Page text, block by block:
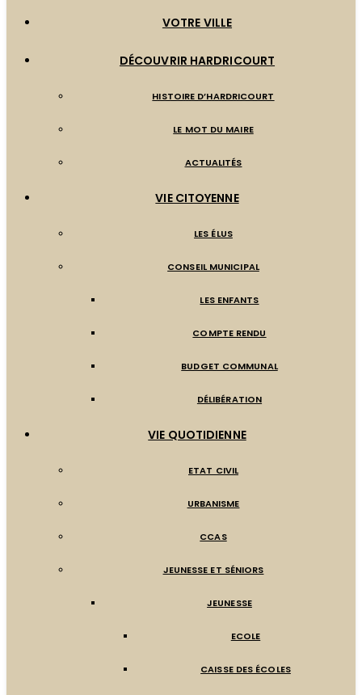
VOTRE VILLE
DÉCOUVRIR HARDRICOURT
HISTOIRE D’HARDRICOURT
LE MOT DU MAIRE
ACTUALITÉS
VIE CITOYENNE
LES ÉLUS
CONSEIL MUNICIPAL
LES ENFANTS
COMPTE RENDU
BUDGET COMMUNAL
DÉLIBÉRATION
VIE QUOTIDIENNE
ETAT CIVIL
URBANISME
CCAS
JEUNESSE ET SÉNIORS
JEUNESSE
ECOLE
CAISSE DES ÉCOLES